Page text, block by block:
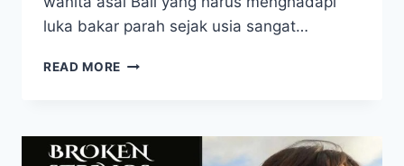
luka bakar parah sejak usia sangat…
READ MORE TAK
TERBAKAR
PARAH,